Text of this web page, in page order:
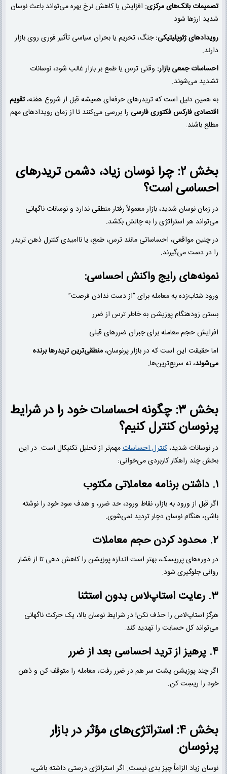
تصمیمات بانک‌های مرکزی: افزایش یا کاهش نرخ بهره می‌تواند باعث نوسان
شدید ارزها شود.
رویدادهای ژئوپلیتیکی:جنگ، تحریم یا بحران سیاسی تأثیر فوری روی بازار
دارند.
احساسات جمعی بازار: وقتی ترس یا طمع بر بازار غالب شود، نوسانات
تشدید می‌شوند.
به همین دلیل است که تریدرهای حرفه‌ای همیشه قبل از شروع هفته،تقویم
اقتصادی فارکس فکتوری فارسی را بررسی می‌کنند تا از زمان رویدادهای مهم
مطلع باشند.
بخش ۲: چرا نوسان زیاد، دشمن تریدرهای
احساسی است؟
در زمان نوسان شدید، بازار معمولاً رفتار منطقی ندارد و نوسانات ناگهانی
می‌تواند هر استراتژی را به چالش بکشد.
در چنین مواقعی، احساساتی مانند ترس، طمع، یا ناامیدی کنترل ذهن تریدر
را در دست می‌گیرند.
نمونه‌های رایج واکنش احساسی:
ورود شتاب‌زده به معامله برای “از دست ندادن فرصت”
بستن زودهنگام پوزیشن به خاطر ترس از ضرر
افزایش حجم معامله برای جبران ضررهای قبلی
اما حقیقت این است که در بازار پرنوسان،منطقی‌ترین تریدرها برنده
می‌شوند، نه سریع‌ترین‌ها.
بخش ۳: چگونه احساسات خود را در شرایط
پرنوسان کنترل کنیم؟
در نوسانات شدید،کنترل احساساتمهم‌تر از تحلیل تکنیکال است. در این
بخش چند راهکار کاربردی می‌خوانی:
۱. داشتن برنامه معاملاتی مکتوب
اگر قبل از ورود به بازار، نقاط ورود، حد ضرر، و هدف سود خود را نوشته
باشی، هنگام نوسان دچار تردید نمی‌شوی.
۲. محدود کردن حجم معاملات
در دوره‌های پرریسک، بهتر است اندازه پوزیشن را کاهش دهی تا از فشار
روانی جلوگیری شود.
۳. رعایت استاپ‌لاس بدون استثنا
هرگز استاپ‌لاس را حذف نکن! در شرایط نوسان بالا، یک حرکت ناگهانی
می‌تواند کل حسابت را تهدید کند.
۴. پرهیز از ترید احساسی بعد از ضرر
اگر چند پوزیشن پشت سر هم در ضرر رفت، معامله را متوقف کن و ذهن
خود را ریسِت کن.
بخش ۴: استراتژی‌های مؤثر در بازار
پرنوسان
نوسان زیاد الزاماً چیز بدی نیست. اگر استراتژی درستی داشته باشی،